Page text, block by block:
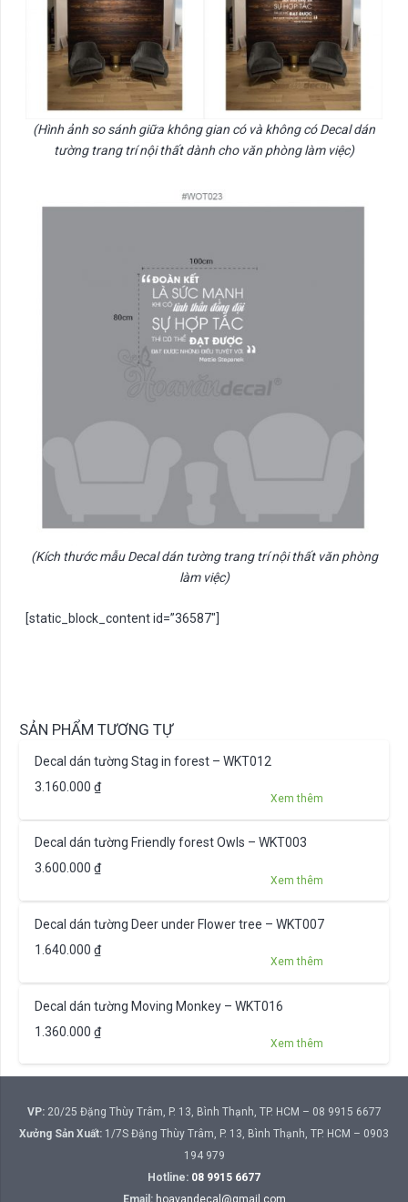
(Hình ảnh so sánh giữa không gian có và không có Decal dán
tường trang trí nội thất dành cho văn phòng làm việc)
(Kích thước mẫu Decal dán tường trang trí nội thất văn phòng
làm việc)
[static_block_content id=”36587″]
SẢN PHẨM TƯƠNG TỰ
Decal dán tường Stag in forest – WKT012
3.160.000 ₫
Xem thêm
Decal dán tường Friendly forest Owls – WKT003
3.600.000 ₫
Xem thêm
Decal dán tường Deer under Flower tree – WKT007
1.640.000 ₫
Xem thêm
Decal dán tường Moving Monkey – WKT016
1.360.000 ₫
Xem thêm
VP:20/25 Đặng Thùy Trâm, P. 13, Bình Thạnh, TP. HCM – 08 9915 6677
Xưởng Sản Xuất: 1/7S Đặng Thùy Trâm, P. 13, Bình Thạnh, TP. HCM – 0903
194 979
Hotline: 08 9915 6677
Email: hoavandecal@gmail.com